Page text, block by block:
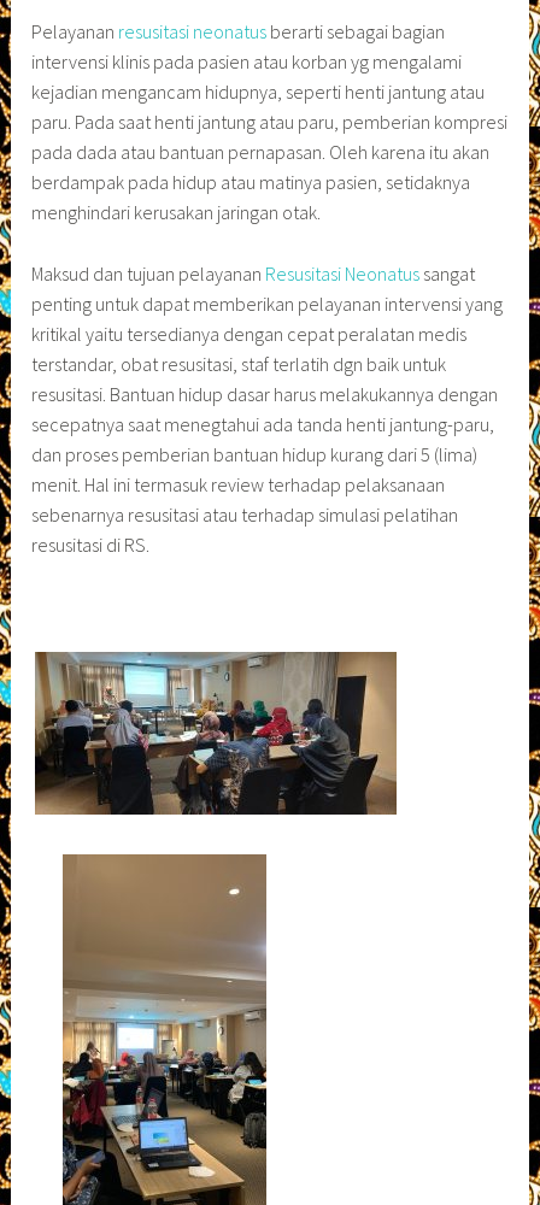
Pelayanan resusitasi neonatus berarti sebagai bagian
intervensi klinis pada pasien atau korban yg mengalami
kejadian mengancam hidupnya, seperti henti jantung atau
paru. Pada saat henti jantung atau paru, pemberian kompresi
pada dada atau bantuan pernapasan. Oleh karena itu akan
berdampak pada hidup atau matinya pasien, setidaknya
menghindari kerusakan jaringan otak.
Maksud dan tujuan pelayanan Resusitasi Neonatus sangat
penting untuk dapat memberikan pelayanan intervensi yang
kritikal yaitu tersedianya dengan cepat peralatan medis
terstandar, obat resusitasi, staf terlatih dgn baik untuk
resusitasi. Bantuan hidup dasar harus melakukannya dengan
secepatnya saat menegtahui ada tanda henti jantung-paru,
dan proses pemberian bantuan hidup kurang dari 5 (lima)
menit. Hal ini termasuk review terhadap pelaksanaan
sebenarnya resusitasi atau terhadap simulasi pelatihan
resusitasi di RS.